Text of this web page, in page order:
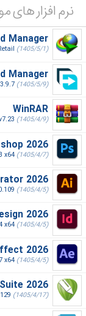
نرم افزار های
Manager
(1405/5/1)
Manager
(1405/5/9)
WinRAR
(1405/4/9)
2026
x64 (1405/4/7)
2026
(1405/4/5)
2026
x64 (1405/4/5)
2026
x64 (1405/4/5)
2026
(1405/4/17)